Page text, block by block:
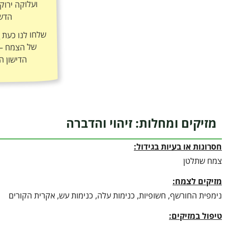
שלחו לנו כעת
הדישון
מזיקים ומחלות: זיהוי והדברה
חסרונות או בעיות בגידול:
צמח שתלטן
מזיקים לצמח:
נימפית החורשף, חשופיות, כנימות עלה, כנימות עש, אקרית הקורים
טיפול במזיקים: